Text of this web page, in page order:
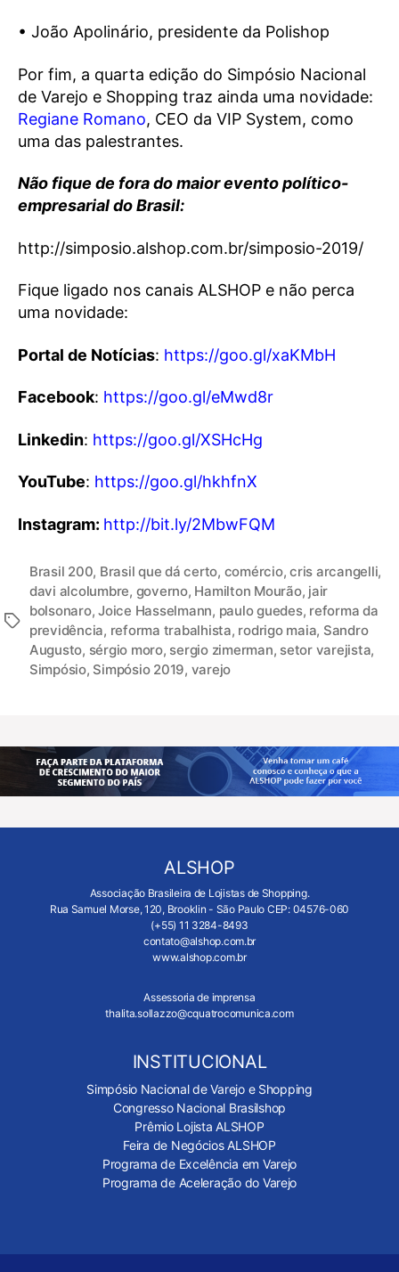
• João Apolinário, presidente da Polishop
Por fim, a quarta edição do Simpósio Nacional
de Varejo e Shopping traz ainda uma novidade:
Regiane Romano, CEO da VIP System, como
uma das palestrantes.
Não fique de fora do maior evento político-
empresarial do Brasil:
http://simposio.alshop.com.br/simposio-2019/
Fique ligado nos canais ALSHOP e não perca
uma novidade:
Portal de Notícias: https://goo.gl/xaKMbH
Facebook: https://goo.gl/eMwd8r
Linkedin: https://goo.gl/XSHcHg
YouTube: https://goo.gl/hkhfnX
Instagram: http://bit.ly/2MbwFQM
Brasil 200, Brasil que dá certo, comércio,cris arcangelli,
davi alcolumbre, governo, Hamilton Mourão, jair
bolsonaro,Joice Hasselmann, paulo guedes, reforma da
previdência, reforma trabalhista, rodrigo maia, Sandro
Augusto, sérgio moro, sergio zimerman, setor varejista,
Simpósio, Simpósio 2019, varejo
ALSHOP
Associação Brasileira de Lojistas de Shopping.
Rua Samuel Morse, 120, Brooklin - São Paulo CEP: 04576-060
(+55) 11 3284-8493
contato@alshop.com.br
www.alshop.com.br
Assessoria de imprensa
thalita.sollazzo@cquatrocomunica.com
INSTITUCIONAL
Simpósio Nacional de Varejo e Shopping
Congresso Nacional Brasilshop
Prêmio Lojista ALSHOP
Feira de Negócios ALSHOP
Programa de Excelência em Varejo
Programa de Aceleração do Varejo